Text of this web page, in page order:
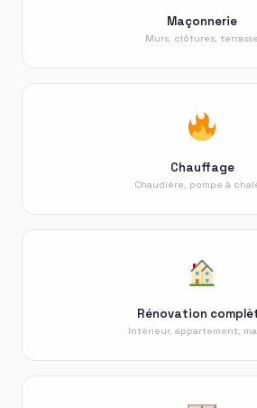
Maçonnerie
Murs, clôtures, terrasse
Chauffage
Chaudière, pompe à
Rénovation
Intérieur, appartement,